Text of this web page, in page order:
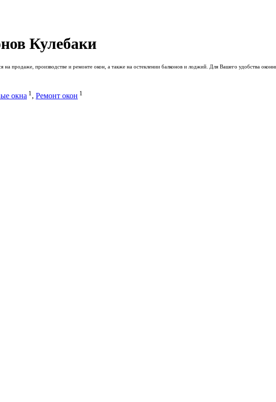
Кулебаки
на продаже, производстве и ремонте окон, а также на остеклении балконов и лоджий. Для Вашего удобства
окна 1 , Ремонт окон 1